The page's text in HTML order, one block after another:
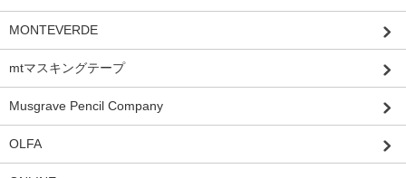
MONTEVERDE
mtマスキングテープ
Musgrave Pencil Company
OLFA